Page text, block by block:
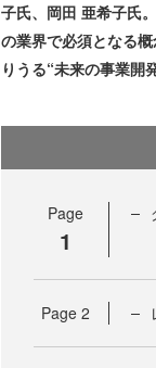
子氏、岡田 亜希子氏
の業界で必須となる
りうる“未来の事業開
Page
1
Page 2